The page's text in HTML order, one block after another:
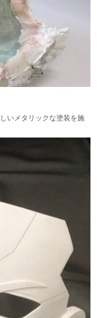
いメタリックな塗装を施